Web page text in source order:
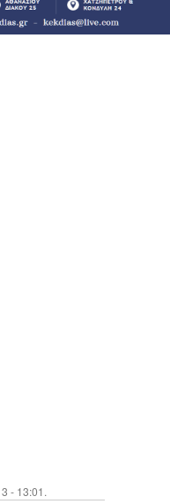
- 13:01.